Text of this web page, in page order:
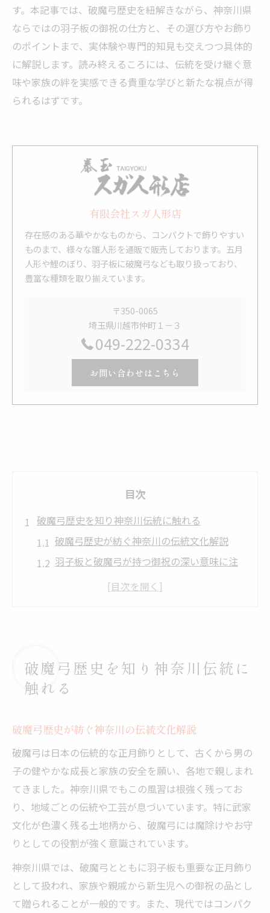
す。本記事では、破魔弓歴史を紐解きながら、神奈川県
ならではの羽子板の御祝の仕方と、その選び方やお飾り
のポイントまで、実体験や専門的知見も交えつつ具体的
に解説します。読み終えるころには、伝統を受け継ぐ意
味や家族の絆を実感できる貴重な学びと新たな視点が得
られるはずです。
有限会社スガ人形店
存在感のある華やかなものから、コンパクトで飾りやすい
ものまで、様々な雛人形を通販で販売しております。五月
人形や鯉のぼり、羽子板に破魔弓なども取り扱っており、
豊富な種類を取り揃えています。
〒350-0065
埼玉県川越市仲町１－３
049-222-0334
お問い合わせはこちら
目次
破魔弓歴史を知り神奈川伝統に触れる
破魔弓歴史が紡ぐ神奈川の伝統文化解説
羽子板と破魔弓が持つ御祝の深い意味に注
羽子板が伝える御祝文化の真髄とは
神奈川県の羽子板御祝に見る伝統の継承方
法
羽子板の御祝の仕方が家族に与える影響と
は
羽子板と破魔弓の違いから御祝文化を再発
見
ト
神奈川県で育まれた破魔弓の由来解説
破魔弓歴史を知り神奈川伝統に
触れる
破魔弓歴史が紡ぐ神奈川の伝統文化解説
破魔弓は日本の伝統的な正月飾りとして、古くから男の
子の健やかな成長と家族の安全を願い、各地で親しまれ
てきました。神奈川県でもこの風習は根強く残ってお
り、地域ごとの伝統や工芸が息づいています。特に武家
文化が色濃く残る土地柄から、破魔弓には魔除けやお守
りとしての役割が強く意識されています。
神奈川県では、破魔弓とともに羽子板も重要な正月飾り
として扱われ、家族や親戚から新生児への御祝の品とし
て贈られることが一般的です。また、現代ではコンパク